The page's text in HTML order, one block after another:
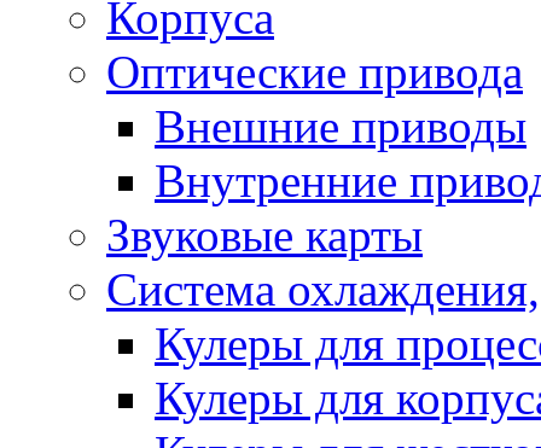
Корпуса
Оптические привода
Внешние приводы
Внутренние
Звуковые карты
Система
Кулеры для
Кулеры для